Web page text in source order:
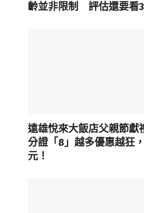
齡並非限制 評估還要看
遠雄悅來大飯店父親節獻
分證「8」越多優惠越狂
元！